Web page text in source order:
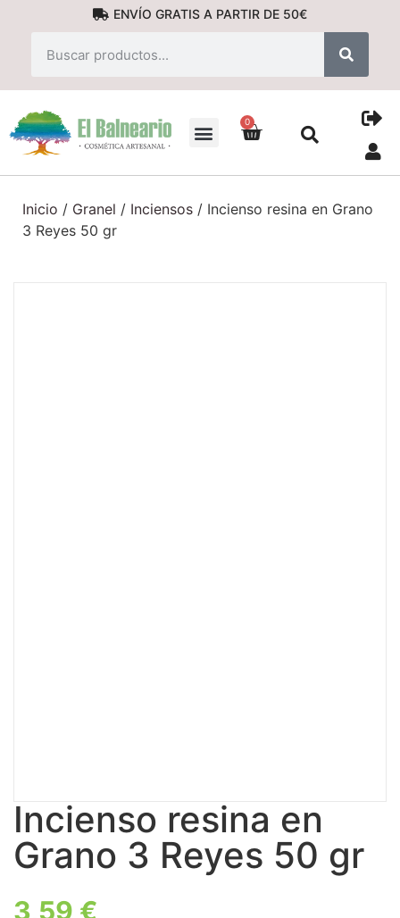
ENVÍO GRATIS A PARTIR DE 50€
0
Inicio / Granel / Inciensos / Incienso resina en Grano
3 Reyes 50 gr
Incienso resina en
Grano 3 Reyes 50 gr
3,59 €